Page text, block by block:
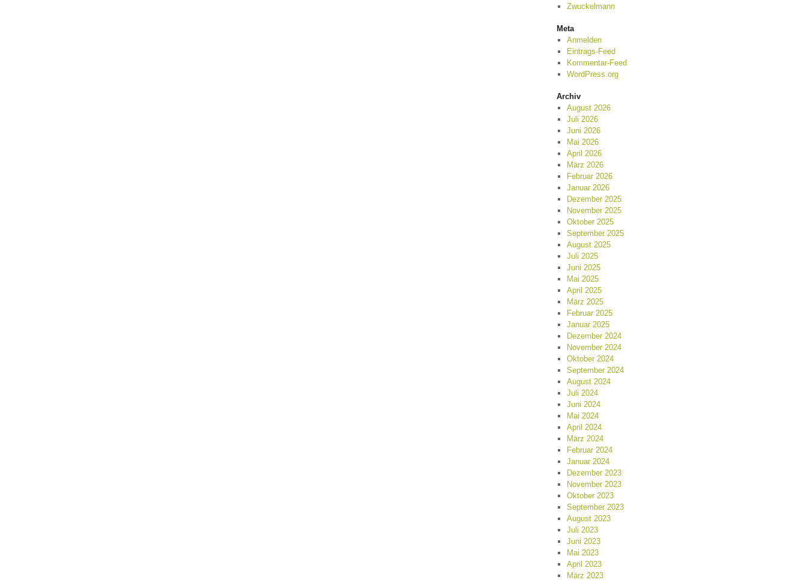
Zwuckelmann
Meta
Anmelden
Eintrags-Feed
Kommentar-Feed
WordPress.org
Archiv
August 2026
Juli 2026
Juni 2026
Mai 2026
April 2026
März 2026
Februar 2026
Januar 2026
Dezember 2025
November 2025
Oktober 2025
September 2025
August 2025
Juli 2025
Juni 2025
Mai 2025
April 2025
März 2025
Februar 2025
Januar 2025
Dezember 2024
November 2024
Oktober 2024
September 2024
August 2024
Juli 2024
Juni 2024
Mai 2024
April 2024
März 2024
Februar 2024
Januar 2024
Dezember 2023
November 2023
Oktober 2023
September 2023
August 2023
Juli 2023
Juni 2023
Mai 2023
April 2023
März 2023